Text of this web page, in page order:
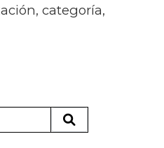
categoría,